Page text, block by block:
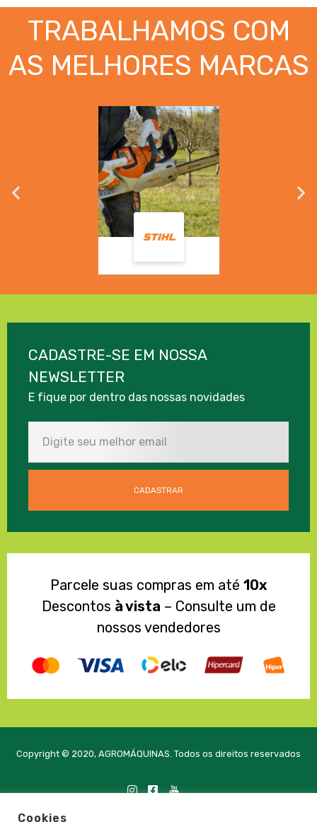
TRABALHAMOS COM
AS MELHORES MARCAS
CADASTRE-SE EM NOSSA
NEWSLETTER
E fique por dentro das nossas novidades
Parcele suas compras em até 10x
Descontos à vista – Consulte um de
nossos vendedores
Copyright © 2020, AGROMÁQUINAS. Todos os direitos reservados
Cookies